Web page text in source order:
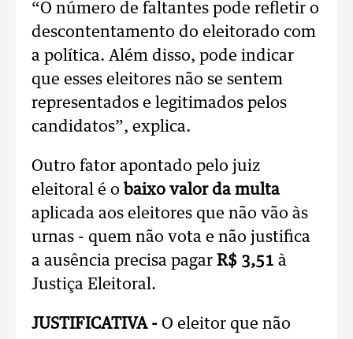
“O número de faltantes pode refletir o
descontentamento do eleitorado com
a política. Além disso, pode indicar
que esses eleitores não se sentem
representados e legitimados pelos
candidatos”, explica.
Outro fator apontado pelo juiz
eleitoral é o baixo valor da multa
aplicada aos eleitores que não vão às
urnas - quem não vota e não justifica
a ausência precisa pagar R$ 3,51 à
Justiça Eleitoral.
JUSTIFICATIVA - O eleitor que não